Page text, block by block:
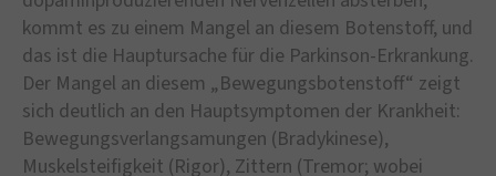
kommt es zu einem Mangel an diesem Botenstoff, und
das ist die Hauptursache für die Parkinson-Erkrankung.
Der Mangel an diesem „Bewegungsbotenstoff“ zeigt
sich deutlich an den Hauptsymptomen der Krankheit:
Bewegungsverlangsamungen (Bradykinese),
Muskelsteifigkeit (Rigor), Zittern (Tremor; wobei